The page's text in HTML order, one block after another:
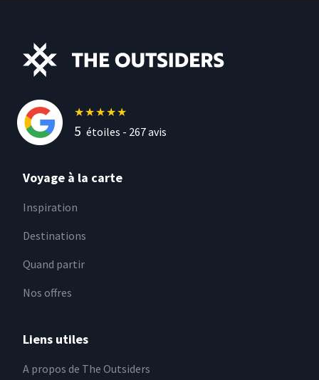
★★★★★
5 étoiles - 267avis
Voyage à la carte
Inspiration
Destinations
Quand partir
Nos offres
Liens utiles
A propos de The Outsiders